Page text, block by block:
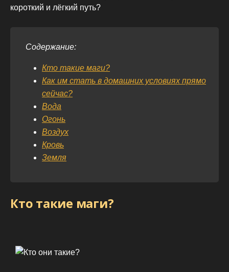
короткий и лёгкий путь?
Содержание:
Кто такие маги?
Как им стать в домашних условиях прямо
сейчас?
Вода
Огонь
Воздух
Кровь
Земля
Кто такие маги?